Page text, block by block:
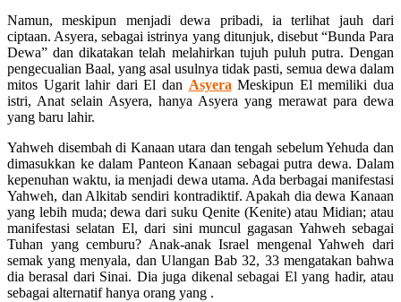
Namun, meskipun menjadi dewa pribadi, ia terlihat jauh dari
ciptaan. Asyera, sebagai istrinya yang ditunjuk, disebut “Bunda Para
Dewa” dan dikatakan telah melahirkan tujuh puluh putra. Dengan
pengecualian Baal, yang asal usulnya tidak pasti, semua dewa dalam
mitos Ugarit lahir dari El dan Asyera Meskipun El memiliki dua
istri, Anat selain Asyera, hanya Asyera yang merawat para dewa
yang baru lahir.
Yahweh disembah di Kanaan utara dan tengah sebelum Yehuda dan
dimasukkan ke dalam Panteon Kanaan sebagai putra dewa. Dalam
kepenuhan waktu, ia menjadi dewa utama. Ada berbagai manifestasi
Yahweh, dan Alkitab sendiri kontradiktif. Apakah dia dewa Kanaan
yang lebih muda; dewa dari suku Qenite (Kenite) atau Midian; atau
manifestasi selatan El, dari sini muncul gagasan Yahweh sebagai
Tuhan yang cemburu? Anak-anak Israel mengenal Yahweh dari
semak yang menyala, dan Ulangan Bab 32, 33 mengatakan bahwa
dia berasal dari Sinai. Dia juga dikenal sebagai El yang hadir, atau
sebagai alternatif hanya orang yang .